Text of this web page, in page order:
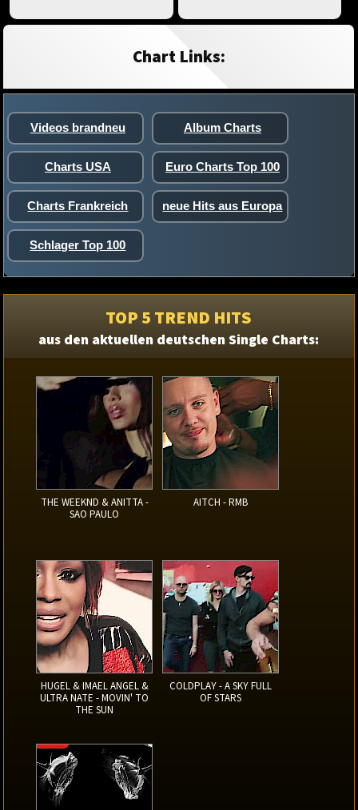
Chart Links:
Videos brandneu Album Charts
Charts USA Euro Charts Top 100
Charts Frankreich neue Hits aus Europa
Schlager Top 100
TOP 5 TREND HITS
aus den aktuellen deutschen Single Charts:
THE WEEKND & ANITTA -
SAO PAULO
AITCH - RMB
HUGEL & IMAEL ANGEL &
ULTRA NATE - MOVIN' TO
THE SUN
COLDPLAY - A SKY FULL
OF STARS